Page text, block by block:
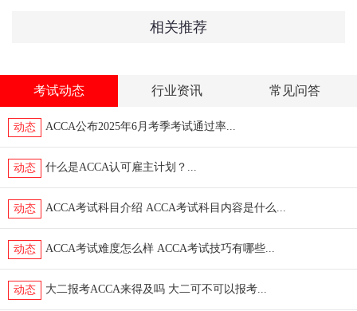
相关推荐
考试动态 行业资讯 常见问答
动态 ACCA公布2025年6月考季考试通过率...
动态 什么是ACCA认可雇主计划？...
动态 ACCA考试科目介绍 ACCA考试科目内容是什么...
动态 ACCA考试难度怎么样 ACCA考试技巧有哪些...
动态 大二报考ACCA来得及吗 大二可不可以报考...